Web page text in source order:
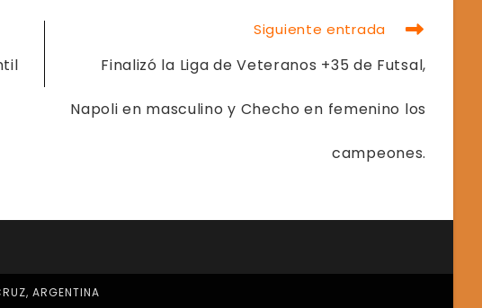
Siguiente entrada
Finalizó la Liga de Veteranos +35 de Futsal,
Napoli en masculino y Checho en femenino los
campeones.
ARGENTINA